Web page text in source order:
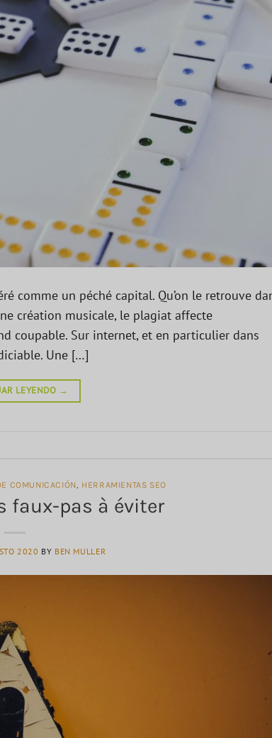
comme un péché capital. Qu’on le retrouve
création musicale, le plagiat affecte
coupable. Sur internet, et en particulier dans
Une […]
LEYENDO →
COMUNICACIÓN, HERRAMIENTAS SEO
faux-pas à éviter
2020 BY BEN MULLER